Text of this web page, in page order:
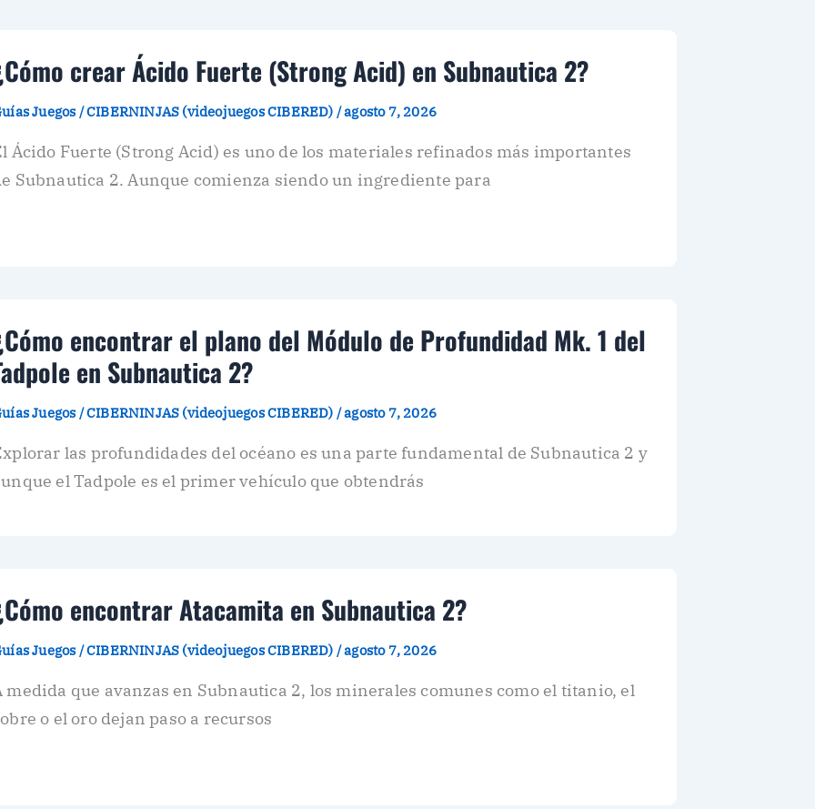
crear Ácido Fuerte (Strong Acid) en Subnautica 2?
Juegos /CIBERNINJAS (videojuegos CIBERED) /agosto 7, 2026
Ácido Fuerte (Strong Acid) es uno de los materiales refinados más importantes
Subnautica 2. Aunque comienza siendo un ingrediente para
encontrar el plano del Módulo de Profundidad Mk. 1 del
en Subnautica 2?
Juegos /CIBERNINJAS (videojuegos CIBERED) /agosto 7, 2026
las profundidades del océano es una parte fundamental de Subnautica 2 y
el Tadpole es el primer vehículo que obtendrás
encontrar Atacamita en Subnautica 2?
Juegos /CIBERNINJAS (videojuegos CIBERED) /agosto 7, 2026
medida que avanzas en Subnautica 2, los minerales comunes como el titanio, el
o el oro dejan paso a recursos